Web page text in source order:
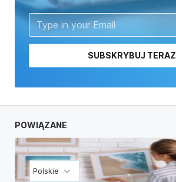
SUBSKRYBUJ TERAZ
POWIĄZANE
Polskie